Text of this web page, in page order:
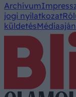
Archívum
jogi nyilatkozat
küldetés